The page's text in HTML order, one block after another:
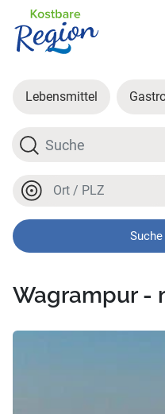
Lebensmittel
Suche
Ort oder PLZ
Wagrampur -